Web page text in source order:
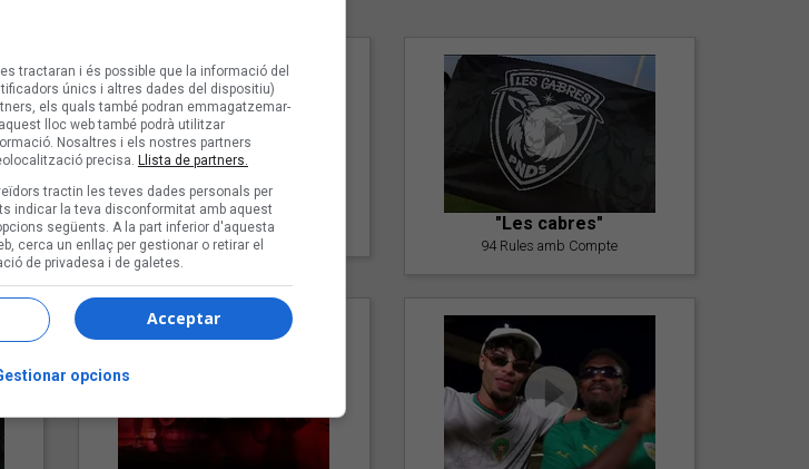
"Posidònia"
Pep Álvarez amb Joan Muntaner
(Xanguito)
"Les cabres"
94 Rules amb Compte
tractaran i és possible que la informació del
únics i altres dades del dispositiu)
els quals també podran emmagatzemar-
lloc web també podrà utilitzar
Nosaltres i els nostres partners
precisa. Llista de partners.
tractin les teves dades personals per
indicar la teva disconformitat amb aquest
següents. A la part inferior d'aquesta
cerca un enllaç per gestionar o retirar el
de privadesa i de galetes.
Acceptar
opcions